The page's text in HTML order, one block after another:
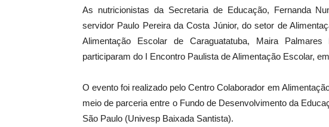
As nutricionistas da Secretaria de Educação, Fernanda
servidor Paulo Pereira da Costa Júnior, do setor de
Alimentação Escolar de Caraguatatuba, Maira
participaram do I Encontro Paulista de Alimentação Escolar,
O evento foi realizado pelo Centro Colaborador em
meio de parceria entre o Fundo de Desenvolvimento da
São Paulo (Univesp Baixada Santista).